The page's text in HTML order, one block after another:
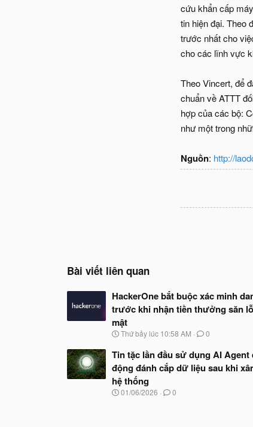
cứu khẩn cấp
tin hiện đại. Theo
trước nhất cho
cho các lĩnh vực
Theo Vincert, để
chuẩn về ATTT
hợp của các bộ:
như một trong
Nguồn: http://
Bài viết liên quan
HackerOne bắt buộc xác minh
trước khi nhận tiền thưởng săn
mật
N
à
y
b
ắ
t
Thứ bảy lúc 10:58 AM 0
Tin tặc lần đầu sử dụng AI Agent
động đánh cắp dữ liệu sau khi
hệ thống
N
01/06/2026 0